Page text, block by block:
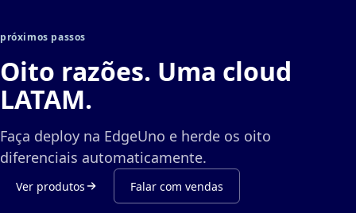
próximos passos
Oito razões. Uma cloud
LATAM.
Faça deploy na EdgeUno e herde os oito
diferenciais automaticamente.
Ver produtos Falar com vendas